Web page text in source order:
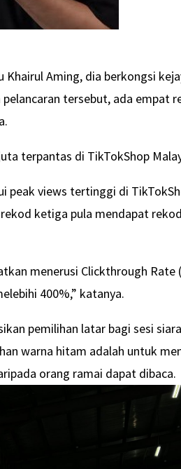
Khairul Aming, dia berkongsi
tersebut, ada empat
terpantas di TikTokShop
peak views tertinggi di
ketiga pula mendapat
menerusi Clickthrough
400%,” katanya.
pemilihan latar bagi sesi
warna hitam adalah untuk
orang ramai dapat dibaca.